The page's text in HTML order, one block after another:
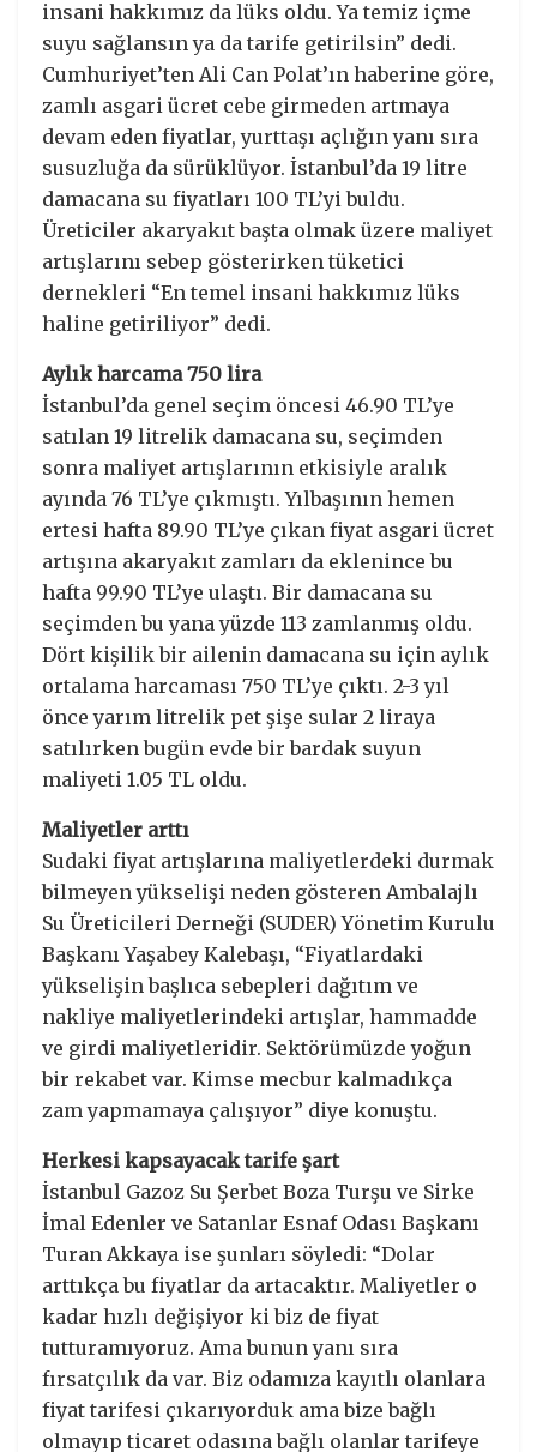
insani hakkımız da lüks oldu. Ya temiz içme
suyu sağlansın ya da tarife getirilsin” dedi.
Cumhuriyet’ten Ali Can Polat’ın haberine göre,
zamlı asgari ücret cebe girmeden artmaya
devam eden fiyatlar, yurttaşı açlığın yanı sıra
susuzluğa da sürüklüyor. İstanbul’da 19 litre
damacana su fiyatları 100 TL’yi buldu.
Üreticiler akaryakıt başta olmak üzere maliyet
artışlarını sebep gösterirken tüketici
dernekleri “En temel insani hakkımız lüks
haline getiriliyor” dedi.
Aylık harcama 750 lira
İstanbul’da genel seçim öncesi 46.90 TL’ye
satılan 19 litrelik damacana su, seçimden
sonra maliyet artışlarının etkisiyle aralık
ayında 76 TL’ye çıkmıştı. Yılbaşının hemen
ertesi hafta 89.90 TL’ye çıkan fiyat asgari ücret
artışına akaryakıt zamları da eklenince bu
hafta 99.90 TL’ye ulaştı. Bir damacana su
seçimden bu yana yüzde 113 zamlanmış oldu.
Dört kişilik bir ailenin damacana su için aylık
ortalama harcaması 750 TL’ye çıktı. 2-3 yıl
önce yarım litrelik pet şişe sular 2 liraya
satılırken bugün evde bir bardak suyun
maliyeti 1.05 TL oldu.
Maliyetler arttı
Sudaki fiyat artışlarına maliyetlerdeki durmak
bilmeyen yükselişi neden gösteren Ambalajlı
Su Üreticileri Derneği (SUDER) Yönetim Kurulu
Başkanı Yaşabey Kalebaşı, “Fiyatlardaki
yükselişin başlıca sebepleri dağıtım ve
nakliye maliyetlerindeki artışlar, hammadde
ve girdi maliyetleridir. Sektörümüzde yoğun
bir rekabet var. Kimse mecbur kalmadıkça
zam yapmamaya çalışıyor” diye konuştu.
Herkesi kapsayacak tarife şart
İstanbul Gazoz Su Şerbet Boza Turşu ve Sirke
İmal Edenler ve Satanlar Esnaf Odası Başkanı
Turan Akkaya ise şunları söyledi: “Dolar
arttıkça bu fiyatlar da artacaktır. Maliyetler o
kadar hızlı değişiyor ki biz de fiyat
tutturamıyoruz. Ama bunun yanı sıra
fırsatçılık da var. Biz odamıza kayıtlı olanlara
fiyat tarifesi çıkarıyorduk ama bize bağlı
olmayıp ticaret odasına bağlı olanlar tarifeye